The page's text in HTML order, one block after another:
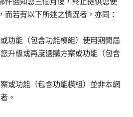
而若有以下所述之情況者，亦同：
功能（包含功能模組）使用期間屆
升級或再度選購方案或功能（包含
或功能（包含功能模組）並非本網
。